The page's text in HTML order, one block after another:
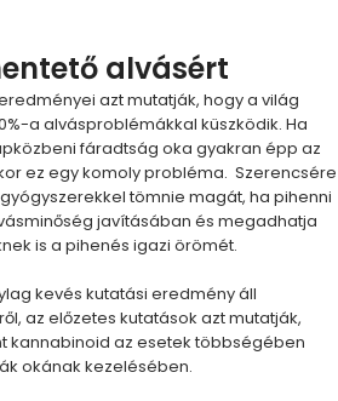
alvásért
azt mutatják, hogy a világ
a alvásproblémákkal küszködik. Ha
fáradtság oka gyakran épp az
ez egy komoly probléma. Szerencsére
tömnie magát, ha pihenni
javításában és megadhatja
is a pihenés igazi örömét.
kevés kutatási eredmény áll
az előzetes kutatások azt mutatják,
kannabinoid az esetek többségében
okának kezelésében.